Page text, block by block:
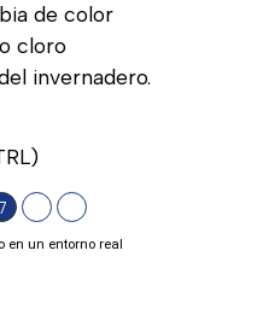
de color
cloro
invernadero.
7
en un entorno real